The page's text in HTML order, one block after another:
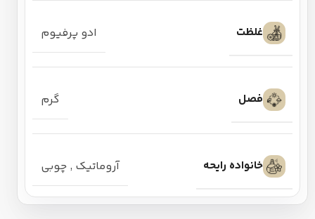
غلظت ادو پرفیوم
فصل گرم
خانواده رایحه آروماتیک , چوبی